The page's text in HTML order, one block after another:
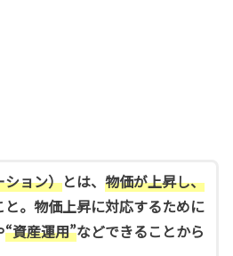
ション）とは、 物価が上昇し、
と。物価上昇に対応するために
“資産運用”などできることから